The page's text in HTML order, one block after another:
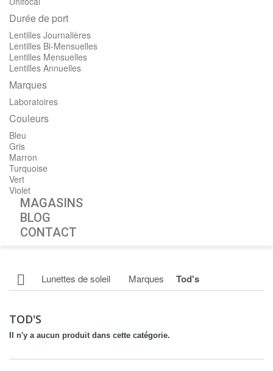
Durée de port
Lentilles Journalières
Lentilles Bi-Mensuelles
Lentilles Mensuelles
Lentilles Annuelles
Marques
Laboratoires
Couleurs
Bleu
Gris
Marron
Turquoise
Vert
Violet
MAGASINS
BLOG
CONTACT
Lunettes de soleil Marques Tod's
TOD'S
Il n'y a aucun produit dans cette catégorie.